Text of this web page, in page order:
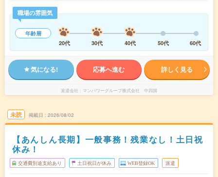
職場の雰囲気
年齢層
20代
30代 40代 50代 60代
気になる! 応募へ進む 詳しく見る
派遣会社 マンパワーグループ株式会社 中四国
未読 掲載日 2026/08/02
【あんしん長期】一般事務！残業なし！土日祝
休み！
交通費別途支給あり 土日祝日が休み WEB登録OK 派遣